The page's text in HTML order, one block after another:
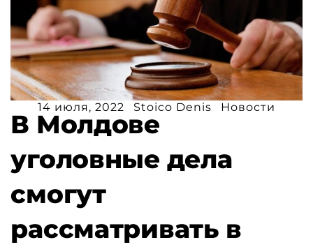
14 июля, 2022 Stoico Denis Новости
В Молдове
уголовные дела
смогут
рассматривать в